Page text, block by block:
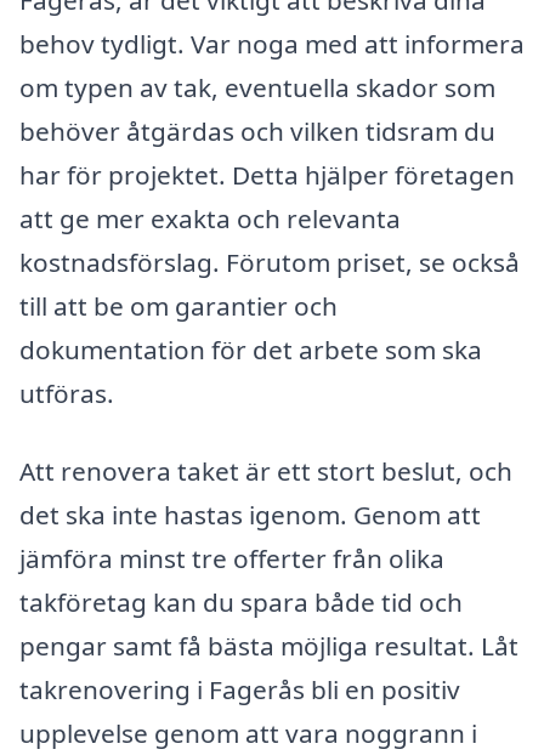
behov tydligt. Var noga med att informera
om typen av tak, eventuella skador som
behöver åtgärdas och vilken tidsram du
har för projektet. Detta hjälper företagen
att ge mer exakta och relevanta
kostnadsförslag. Förutom priset, se också
till att be om garantier och
dokumentation för det arbete som ska
utföras.
Att renovera taket är ett stort beslut, och
det ska inte hastas igenom. Genom att
jämföra minst tre offerter från olika
takföretag kan du spara både tid och
pengar samt få bästa möjliga resultat. Låt
takrenovering i Fagerås bli en positiv
upplevelse genom att vara noggrann i